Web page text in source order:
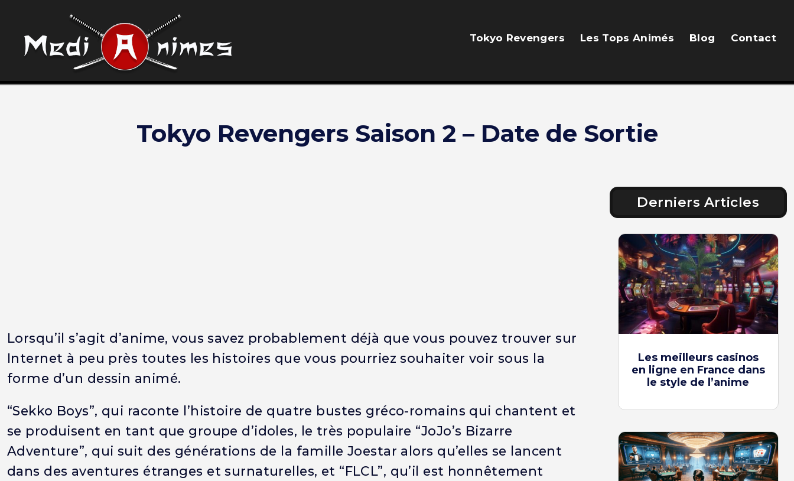
Tokyo Revengers Les Tops Animés Blog Contact
Tokyo Revengers Saison 2 – Date de Sortie
Lorsqu’il s’agit d’anime, vous savez probablement déjà que vous pouvez trouver sur
Internet à peu près toutes les histoires que vous pourriez souhaiter voir sous la
forme d’un dessin animé.
“Sekko Boys”, qui raconte l’histoire de quatre bustes gréco-romains qui chantent et
se produisent en tant que groupe d’idoles, le très populaire “JoJo’s Bizarre
Adventure”, qui suit des générations de la famille Joestar alors qu’elles se lancent
dans des aventures étranges et surnaturelles, et “FLCL”, qu’il est honnêtement
Derniers Articles
Les meilleurs casinos
en ligne en France dans
le style de l’anime